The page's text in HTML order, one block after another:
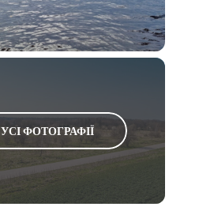
УСІ ФОТОГРАФІЇ